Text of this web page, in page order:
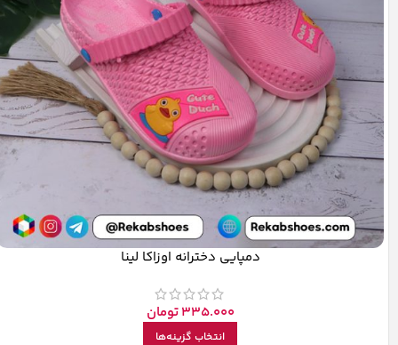
دمپایی دخترانه اوزاکا لینا
335.000تومان
انتخاب گزینه‌ها